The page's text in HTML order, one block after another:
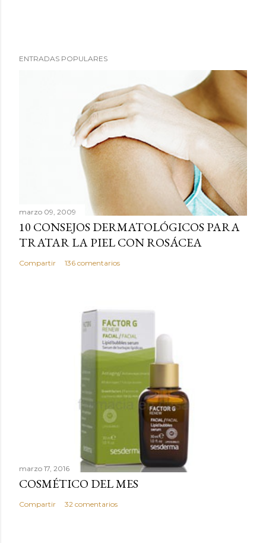
ENTRADAS POPULARES
marzo 09, 2009
10 CONSEJOS DERMATOLÓGICOS PARA
TRATAR LA PIEL CON ROSÁCEA
Compartir 136 comentarios
marzo 17, 2016
COSMÉTICO DEL MES
Compartir 32 comentarios